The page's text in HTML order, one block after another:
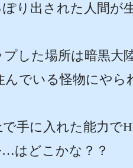
り出された人間が
した場所は暗黒大
でいる怪物にやら
手に入れた能力で
はどこかな？？